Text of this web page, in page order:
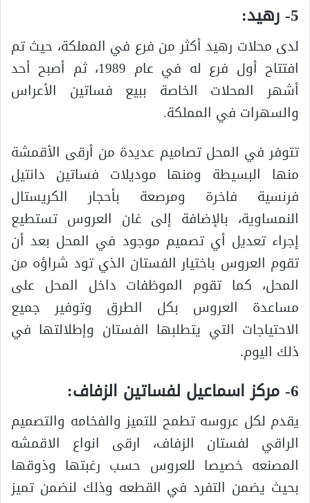
5- رهيد:
لدى محلات رهيد أكثر من فرع في المملكة، حيث تم
افتتاح أول فرع له في عام 1989، ثم أصبح أحد
أشهر المحلات الخاصة ببيع فساتين الأعراس
والسهرات في المملكة.
تتوفر في المحل تصاميم عديدة من أرقى الأقمشة
منها البسيطة ومنها موديلات فساتين دانتيل
فرنسية فاخرة ومرصعة بأحجار الكريستال
النمساوية، بالإضافة إلى غان العروس تستطيع
إجراء تعديل أي تصميم موجود في المحل بعد أن
تقوم العروس باختيار الفستان الذي تود شراؤه من
المحل، كما تقوم الموظفات داخل المحل على
مساعدة العروس بكل الطرق وتوفير جميع
الاحتياجات التي يتطلبها الفستان وإطلالتها في
ذلك اليوم.
6- مركز اسماعيل لفساتين الزفاف:
يقدم لكل عروسه تطمح للتميز والفخامه والتصميم
الراقي لفستان الزفاف، ارقى انواع الاقمشه
المصنعه خصيصا للعروس حسب رغبتها وذوقها
بحيث يضمن التفرد في القطعه وذلك لنضمن تميز